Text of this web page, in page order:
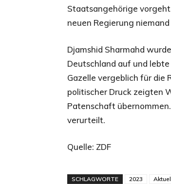
Staatsangehörige
neuen Regierung niemand
Djamshid Sharmahd
Deutschland auf und
Gazelle vergeblich für die
politischer Druck zeigten
Patenschaft
verurteilt.
Quelle: ZDF
SCHLAGWORTE 2023